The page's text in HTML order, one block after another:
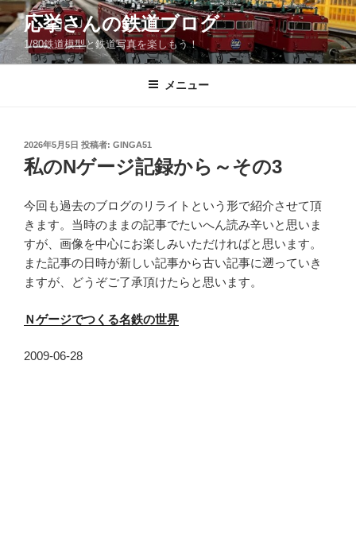
コ
ン
テ
ン
応挙さんの鉄道ブログ
1/80鉄道模型と鉄道写真を楽しもう！
メニュー
投
稿
日:
2026年5月5日 投稿者: GINGA51
私のNゲージ記録から～その3
今回も過去のブログのリライトという形で紹介させて頂
きます。当時のままの記事でたいへん読み辛いと思いま
すが、画像を中心にお楽しみいただければと思います。
また記事の日時が新しい記事から古い記事に遡っていき
ますが、どうぞご了承頂けたらと思います。
Ｎゲージでつくる名鉄の世界
2009-06-28